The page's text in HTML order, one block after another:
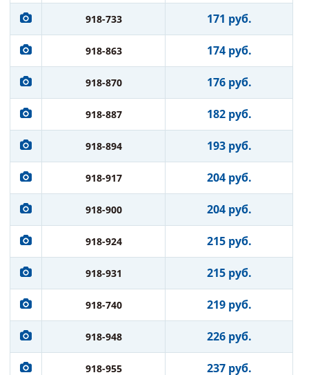
918-733 171 руб.
918-863 174 руб.
918-870 176 руб.
918-887 182 руб.
918-894 193 руб.
918-917 204 руб.
918-900 204 руб.
918-924 215 руб.
918-931 215 руб.
918-740 219 руб.
918-948 226 руб.
918-955 237 руб.